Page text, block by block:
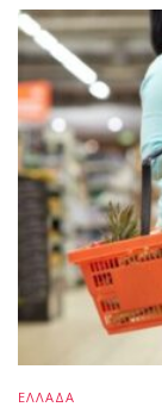
ΕΛΛΑΔΑ